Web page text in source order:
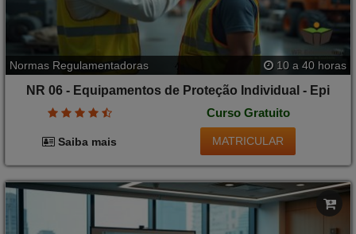
Normas Regulamentadoras 10 a 40 horas
NR 06 - Equipamentos de Proteção Individual - Epi
Curso Gratuito
Saiba mais MATRICULAR